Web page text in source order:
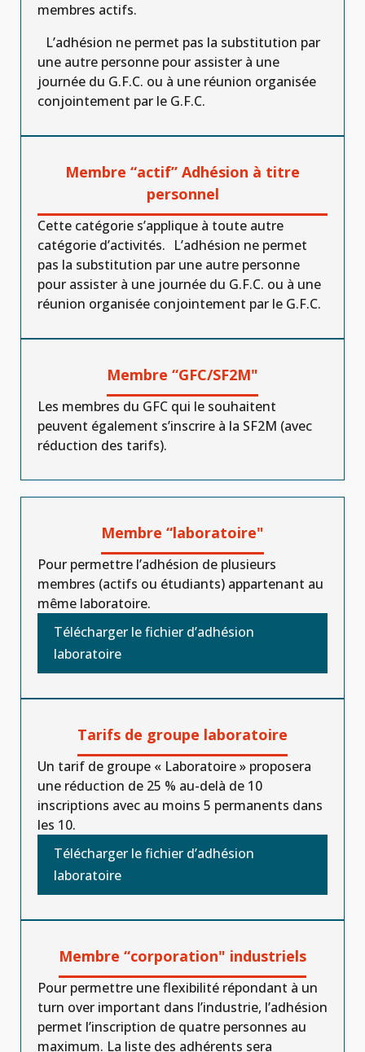
membres actifs.
L’adhésion ne permet pas la substitution par
une autre personne pour assister à une
journée du G.F.C. ou à une réunion organisée
conjointement par le G.F.C.
Membre “actif” Adhésion à titre
personnel
Cette catégorie s’applique à toute autre
catégorie d’activités. L’adhésion ne permet
pas la substitution par une autre personne
pour assister à une journée du G.F.C. ou à une
réunion organisée conjointement par le G.F.C.
Membre “GFC/SF2M"
Les membres du GFC qui le souhaitent
peuvent également s’inscrire à la SF2M (avec
réduction des tarifs).
Membre “laboratoire"
Pour permettre l’adhésion de plusieurs
membres (actifs ou étudiants) appartenant au
même laboratoire.
Télécharger le fichier d’adhésion
laboratoire
Tarifs de groupe laboratoire
Un tarif de groupe « Laboratoire » proposera
une réduction de 25 % au-delà de 10
inscriptions avec au moins 5 permanents dans
les 10.
Télécharger le fichier d’adhésion
laboratoire
Membre “corporation" industriels
Pour permettre une flexibilité répondant à un
turn over important dans l’industrie, l’adhésion
permet l’inscription de quatre personnes au
maximum. La liste des adhérents sera